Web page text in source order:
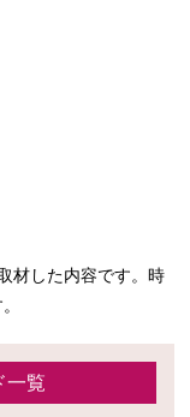
材した内容です。時
一覧